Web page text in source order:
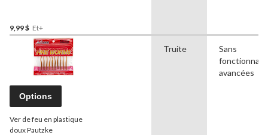
9,99 $ Et+
Options
Ver de feu en plastique
doux Pautzke
Truite
Sans
avancées